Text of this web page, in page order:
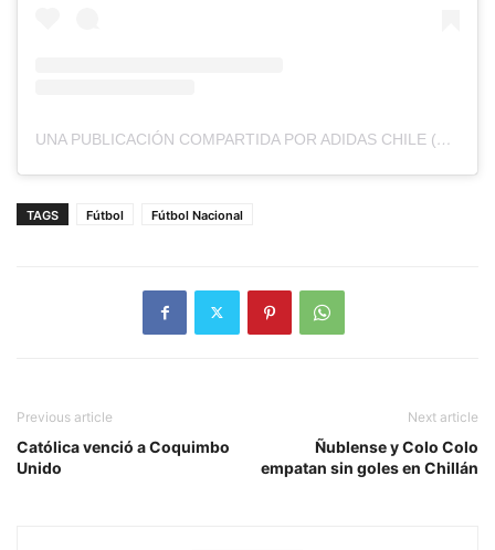
UNA PUBLICACIÓN COMPARTIDA POR ADIDAS CHILE (@ADIDASCL)
TAGS Fútbol Fútbol Nacional
Previous article
Católica venció a Coquimbo
Unido
Next article
Ñublense y Colo Colo
empatan sin goles en Chillán